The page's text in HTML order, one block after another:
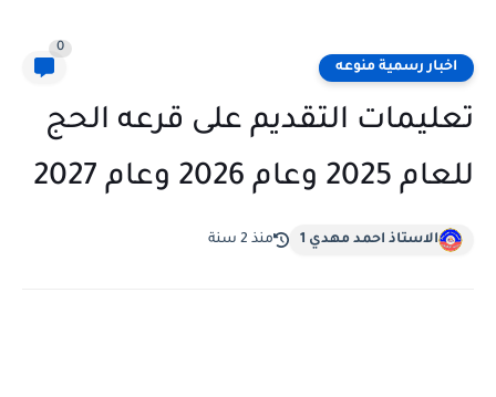
اخبار رسمية منوعه
0
تعليمات التقديم على قرعه الحج
للعام 2025 وعام 2026 وعام 2027
الاستاذ احمد مهدي 1 منذ 2 سنة